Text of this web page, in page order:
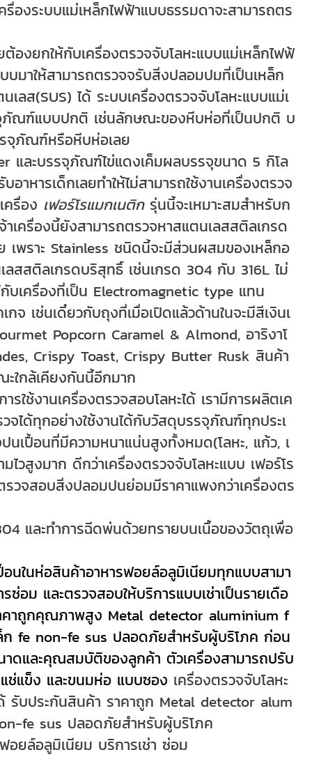
รื่องระบบแม่เหล็กไฟฟ้าแบบธรรมดาจะสามารถตร
องยกให้กับเครื่องตรวจจับโลหะแบบแม่เหล็กไฟฟ้
มาให้สามารถตรวจจรับสิ่งปลอมปมที่เป็นเหล็ก
ลส(SUS) ได้ ระบบเครื่องตรวจจับโลหะแบบแม่เ
ภัณฑ์แบบปกติ เช่นลักษณะของหีบห่อที่เป็นปกติ บ
จุภัณฑ์หรือหีบห่อเลย
และบรรจุภัณฑ์ไข่แดงเค็มผลบรรจุขนาด 5 กิโล
หารเด็กเลยทำให้ไม่สามารถใช้งานเครื่องตรวจ
ครื่อง เฟอร์โรแมกเนติกรุ่นนี้จะเหมาะสมสำหรับก
าเครื่องนี้ยังสามารถตรวจหาสแตนเลสสติลเกรด
เพราะ Stainless ชนิดนี้จะมีส่วนผสมของเหล็กอ
ลสสติลเกรดบริสุทธิ์ เช่นเกรด 304 กับ 316L ไม่
บเครื่องที่เป็น Electromagnetic type แทน
กจ เช่นเดี๋ยวกับถุงที่เมื่อเปิดแล้วด้านในจะมีสีเงินเ
Popcorn Caramel & Almond, อาริงาโ
Crispy Toast, Crispy Butter Rusk สินค้า
ะใกล้เคียงกันนี้อีกมาก
ใช้งานเครื่องตรวจสอบโลหะได้ เรามีการผลิตเค
ได้ทุกอย่างใช้งานได้กับวัสดุบรรจุภัณฑ์ทุกประเ
เปื้อนที่มีความหนาแน่นสูงทั้งหมด(โลหะ, แก้ว, เ
วสูงมาก ดีกว่าเครื่องตรวจจับโลหะแบบ เฟอร์โร
รวจสอบสิ่งปลอมปนย่อมมีราคาแพงกว่าเครื่องตร
และทำการฉีดพ่นด้วยทรายบนเนื้อของวัตถุเพื่อ
อนในห่อสินค้าอาหารฟอยล์อลูมิเนียมทุกแบบสามา
อม และตรวจสอบให้บริการแบบเช่าเป็นรายเดือ
คาถูกคุณภาพสูง Metal detector aluminium f
ก fe non-fe sus ปลอดภัยสำหรับผู้บริโภค ก่อน
าดและคุณสมบัติของลูกค้า ตัวเครื่องสามารถปรับ
แช่แข็ง และขนมห่อ แบบซอง เครื่องตรวจจับโลหะ
รับประกันสินค้า ราคาถูก Metal detector alum
fe sus ปลอดภัยสำหรับผู้บริโภค
อยล์อลูมิเนียม บริการเช่า ซ่อม